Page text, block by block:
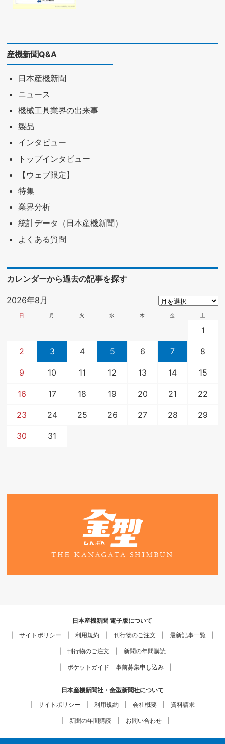
産機新聞Q&A
日本産機新聞
ニュース
機械工具業界の出来事
製品
インタビュー
トップインタビュー
【ウェブ限定】
特集
業界分析
統計データ（日本産機新聞）
よくある質問
カレンダーから過去の記事を探す
2026年8月
日 月 火 水 木 金 土
1
2 3 4 5 6 7 8
9 10 11 12 13 14 15
16 17 18 19 20 21 22
23 24 25 26 27 28 29
30 31
日本産機新聞 電子版について
サイトポリシー
利用規約 刊行物のご注文 最新記事一覧
刊行物のご注文 新聞の年間購読
ポケットガイド 事前募集申し込み
日本産機新聞社・金型新聞社について
サイトポリシー
利用規約 会社概要 資料請求
新聞の年間購読 お問い合わせ